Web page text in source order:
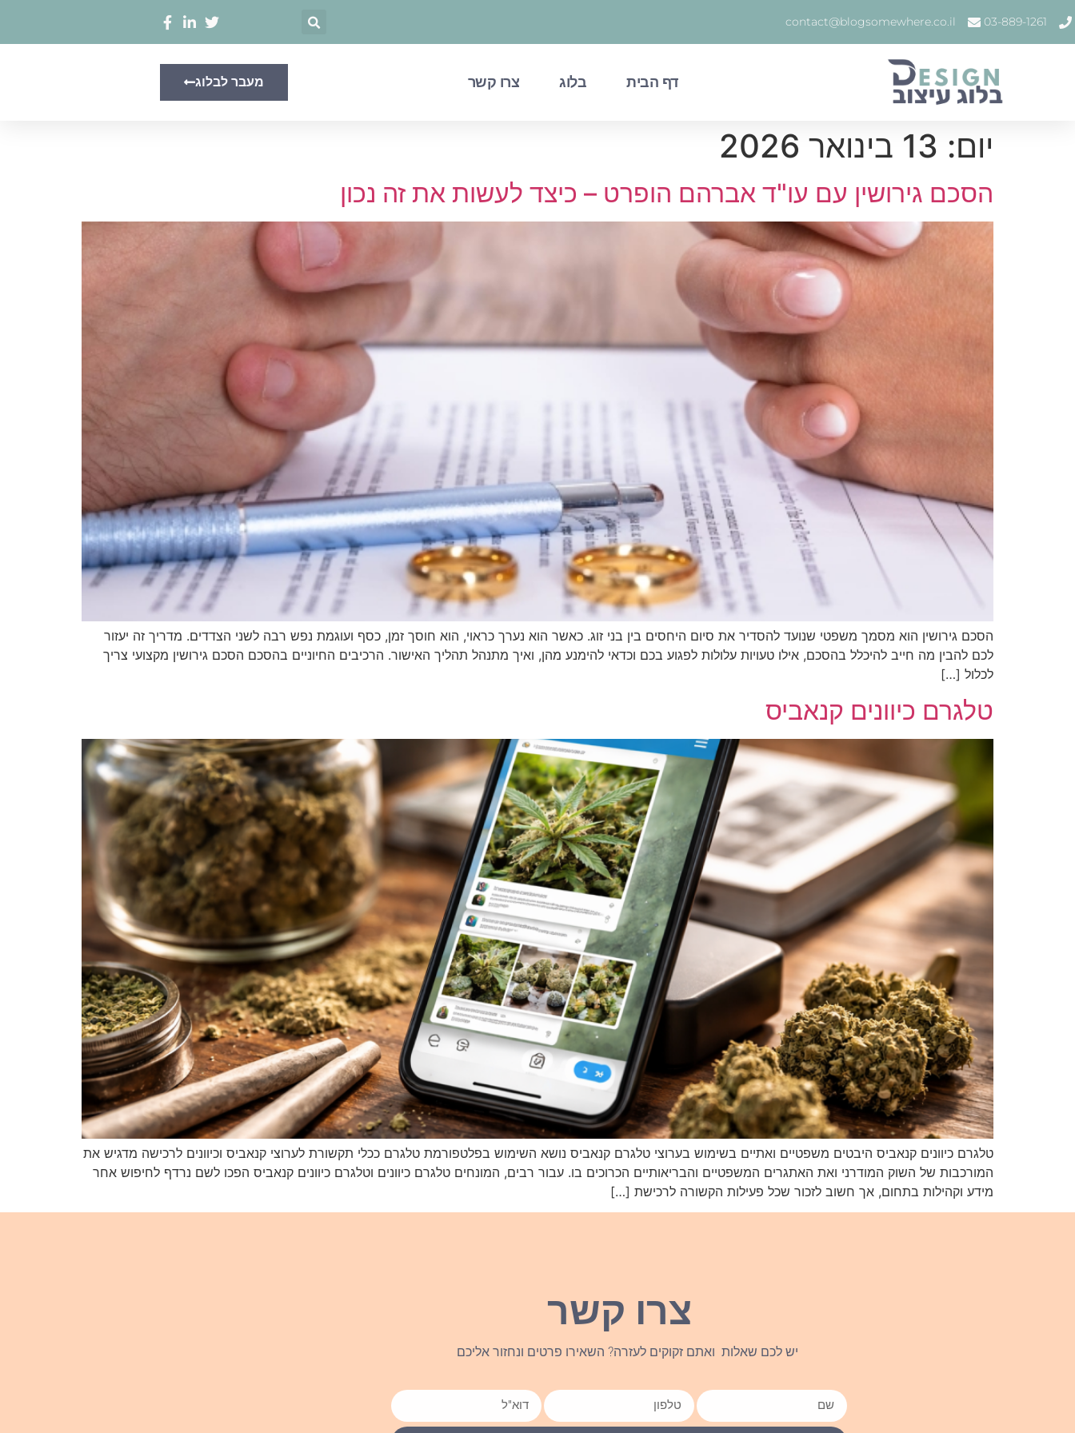
03-889-1261
contact@blogsomewhere.co.il
דף הבית בלוג צרו קשר מעבר לבלוג
יום: 13 בינואר 2026
הסכם גירושין עם עו"ד אברהם הופרט – כיצד לעשות את זה נכון
הסכם גירושין הוא מסמך משפטי שנועד להסדיר את סיום היחסים בין בני זוג. כאשר הוא נערך כראוי, הוא חוסך זמן, כסף ועוגמת נפש רבה לשני הצדדים. מדריך זה יעזור
לכם להבין מה חייב להיכלל בהסכם, אילו טעויות עלולות לפגוע בכם וכדאי להימנע מהן, ואיך מתנהל תהליך האישור. הרכיבים החיוניים בהסכם הסכם גירושין מקצועי צריך
לכלול […]
טלגרם כיוונים קנאביס
טלגרם כיוונים קנאביס היבטים משפטיים ואתיים בשימוש בערוצי טלגרם קנאביס נושא השימוש בפלטפורמת טלגרם ככלי תקשורת לערוצי קנאביס וכיוונים לרכישה מדגיש את
המורכבות של השוק המודרני ואת האתגרים המשפטיים והבריאותיים הכרוכים בו. עבור רבים, המונחים טלגרם כיוונים וטלגרם כיוונים קנאביס הפכו לשם נרדף לחיפוש אחר
מידע וקהילות בתחום, אך חשוב לזכור שכל פעילות הקשורה לרכישת […]
צרו קשר
יש לכם שאלות ואתם זקוקים לעזרה? השאירו פרטים ונחזור אליכם